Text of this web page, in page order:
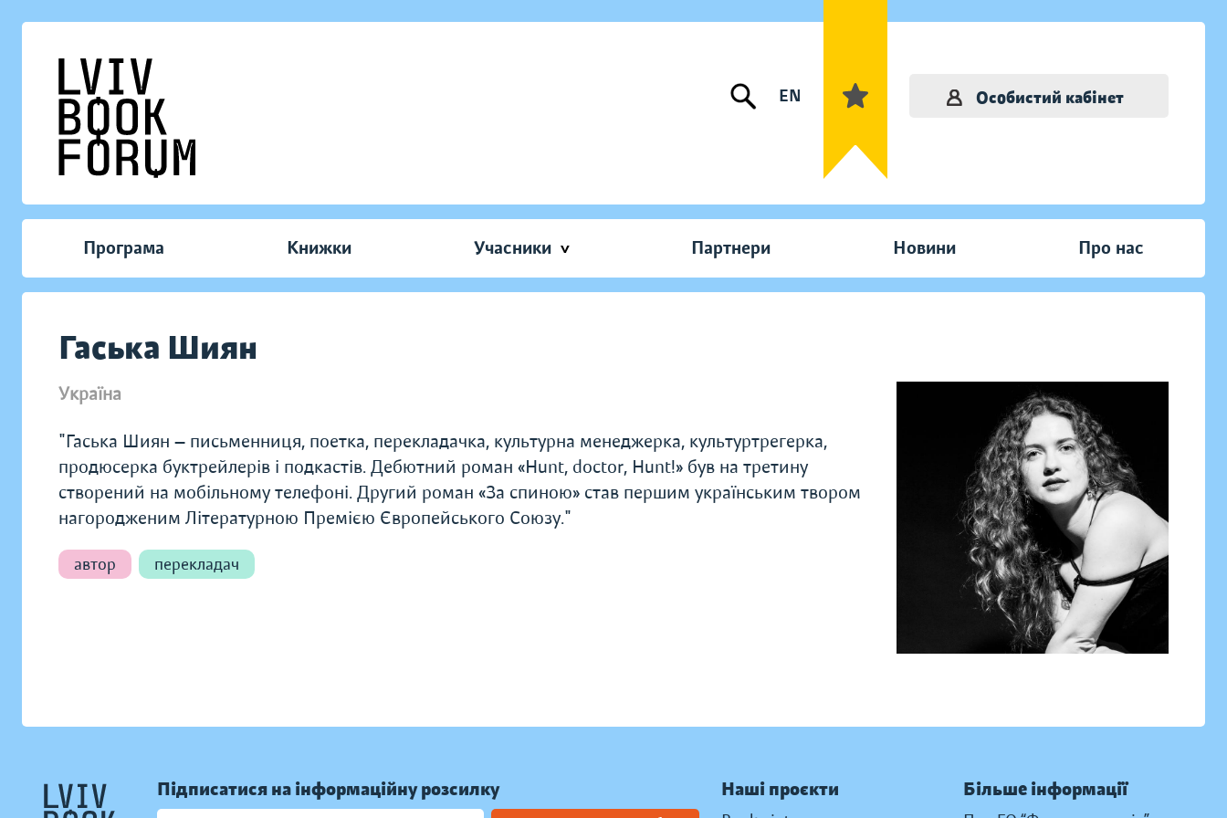
EN Особистий кабінет
Програма Книжки Учасники Партнери Новини Про нас
Гаська Шиян
Україна
"Гаська Шиян — письменниця, поетка, перекладачка, культурна менеджерка, культуртрегерка,
продюсерка буктрейлерів і подкастів. Дебютний роман «Hunt, doctor, Hunt!» був на третину
створений на мобільному телефоні. Другий роман «За спиною» став першим українським твором
нагородженим Літературною Премією Європейського Союзу."
автор перекладач
Підписатися на інформаційну розсилку Наші проєкти Більше інформації